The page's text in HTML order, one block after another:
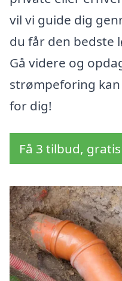
vil vi guide dig
du får den bedste
Gå videre og
strømpeforing
for dig!
Få 3 tilbud,